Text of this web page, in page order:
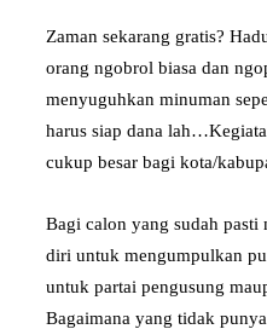
Zaman sekarang gratis?
orang ngobrol biasa dan
menyuguhkan minuman
harus siap dana
cukup besar bagi kota/
Bagi calon yang sudah pasti
diri untuk mengumpulkan
untuk partai pengusung
Bagaimana yang tidak